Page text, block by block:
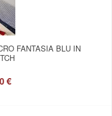
FANTASIA BLU IN
€